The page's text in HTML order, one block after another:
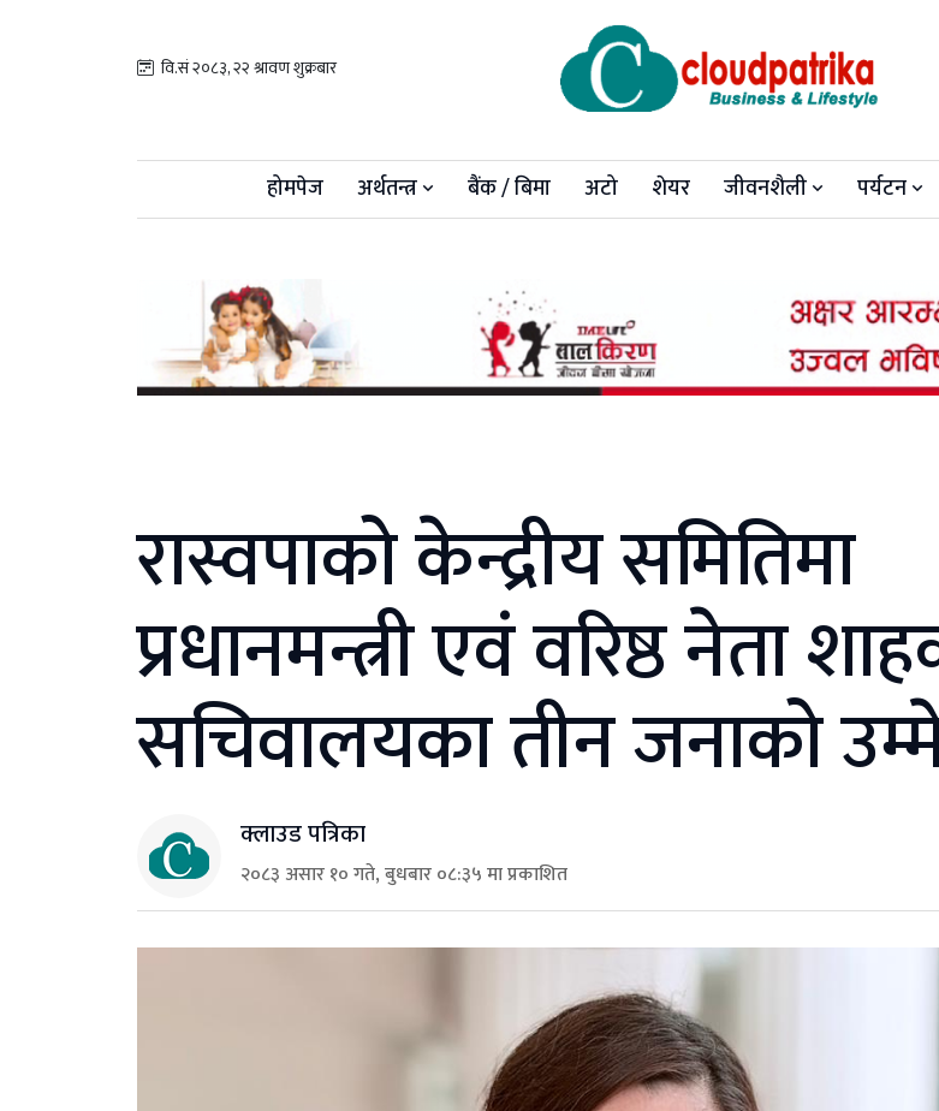
वि.सं २०८३, २२ श्रावण शुक्रबार
होमपेज अर्थतन्त्र बैंक / बिमा अटो शेयर जीवनशैली पर्यटन
रास्वपाको केन्द्रीय समितिमा
प्रधानमन्त्री एवं वरिष्ठ नेता
सचिवालयका तीन जनाको
क्लाउड पत्रिका
२०८३ असार १० गते, बुधबार ०८:३५ मा प्रकाशित